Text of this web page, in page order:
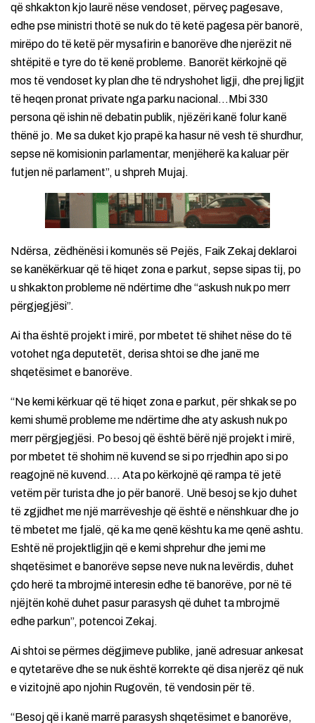
që shkakton kjo laurë nëse vendoset, përveç pagesave,
edhe pse ministri thotë se nuk do të ketë pagesa për banorë,
mirëpo do të ketë për mysafirin e banorëve dhe njerëzit në
shtëpitë e tyre do të kenë probleme. Banorët kërkojnë që
mos të vendoset ky plan dhe të ndryshohet ligji, dhe prej ligjit
të heqen pronat private nga parku nacional…Mbi 330
persona që ishin në debatin publik, njëzëri kanë folur kanë
thënë jo. Me sa duket kjo prapë ka hasur në vesh të shurdhur,
sepse në komisionin parlamentar, menjëherë ka kaluar për
futjen në parlament”, u shpreh Mujaj.
Ndërsa, zëdhënësi i komunës së Pejës, Faik Zekaj deklaroi
se kanëkërkuar që të hiqet zona e parkut, sepse sipas tij, po
u shkakton probleme në ndërtime dhe “askush nuk po merr
përgjegjësi”.
Ai tha është projekt i mirë, por mbetet të shihet nëse do të
votohet nga deputetët, derisa shtoi se dhe janë me
shqetësimet e banorëve.
“Ne kemi kërkuar që të hiqet zona e parkut, për shkak se po
kemi shumë probleme me ndërtime dhe aty askush nuk po
merr përgjegjësi. Po besoj që është bërë një projekt i mirë,
por mbetet të shohim në kuvend se si po rrjedhin apo si po
reagojnë në kuvend…. Ata po kërkojnë që rampa të jetë
vetëm për turista dhe jo për banorë. Unë besoj se kjo duhet
të zgjidhet me një marrëveshje që është e nënshkuar dhe jo
të mbetet me fjalë, që ka me qenë kështu ka me qenë ashtu.
Eshtë në projektligjin që e kemi shprehur dhe jemi me
shqetësimet e banorëve sepse neve nuk na levërdis, duhet
çdo herë ta mbrojmë interesin edhe të banorëve, por në të
njëjtën kohë duhet pasur parasysh që duhet ta mbrojmë
edhe parkun”, potencoi Zekaj.
Ai shtoi se përmes dëgjimeve publike, janë adresuar ankesat
e qytetarëve dhe se nuk është korrekte që disa njerëz që nuk
e vizitojnë apo njohin Rugovën, të vendosin për të.
“Besoj që i kanë marrë parasysh shqetësimet e banorëve,